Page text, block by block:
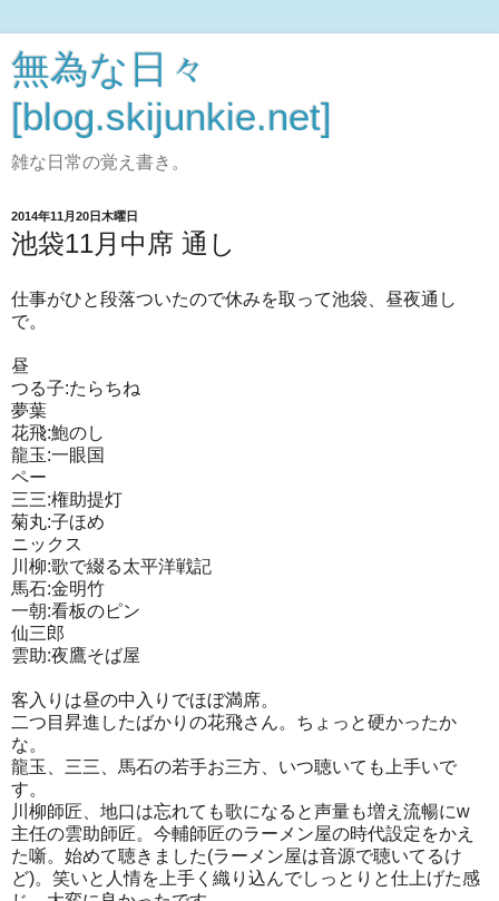
無為な日々
[blog.skijunkie.net]
雑な日常の覚え書き。
2014年11月20日木曜日
池袋11月中席 通し
仕事がひと段落ついたので休みを取って池袋、 昼夜通し
で。
昼
つる子:たらちね
夢葉
花飛:鮑のし
龍玉:一眼国
ペー
三三:権助提灯
菊丸:子ほめ
ニックス
川柳:歌で綴る太平洋戦記
馬石:金明竹
一朝:看板のピン
仙三郎
雲助:夜鷹そば屋
客入りは昼の中入りでほぼ満席。
二つ目昇進したばかりの花飛さん。ちょっと硬かったか
な。
龍玉、三三、馬石の若手お三方、いつ聴いても上手いで
す。
川柳師匠、地口は忘れても歌になると声量も増え流暢にw
主任の雲助師匠。今輔師匠のラーメン屋の時代設定をかえ
た噺。始めて聴きました(ラーメン屋は音源で聴いてるけ
ど)。笑いと人情を上手く織り込んでしっとりと仕上げた感